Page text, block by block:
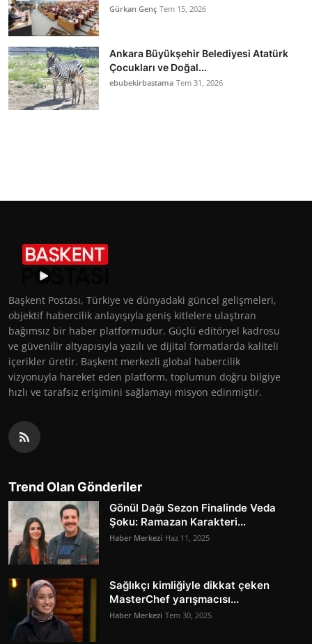
Gürkan Genç Tem 15, 2026
Ankara Büyükşehir Belediyesi Atatürk
Çocukları ve Doğal...
ebubekirbastama Tem 31, 2026
Başkent Postası, Türkiye ve dünyadaki güncel gelişmeleri,
objektif habercilik anlayışıyla geniş kitlelere ulaştıran
bağımsız bir haber platformudur. Güçlü editöryel kadrosu
ve güvenilir altyapısıyla yazılı ve dijital formatlarda kaliteli
içerikler üretir. Başkent merkezli global habercilik
vizyonuyla hareket eden platform, toplumun doğru bilgiye
hızlı ve tarafsız erişimini sağlamayı misyon edinmiştir.
Trend Olan Gönderiler
Gönül Dağı Sezon Finalinde Veda
Şoku: Ramazan Karakteri...
Haber Merkezi Haz 11, 2025
Sağlıkçı kimliğiyle dikkat çeken
MasterChef yarışmacısı...
Haber Merkezi Tem 30, 2025